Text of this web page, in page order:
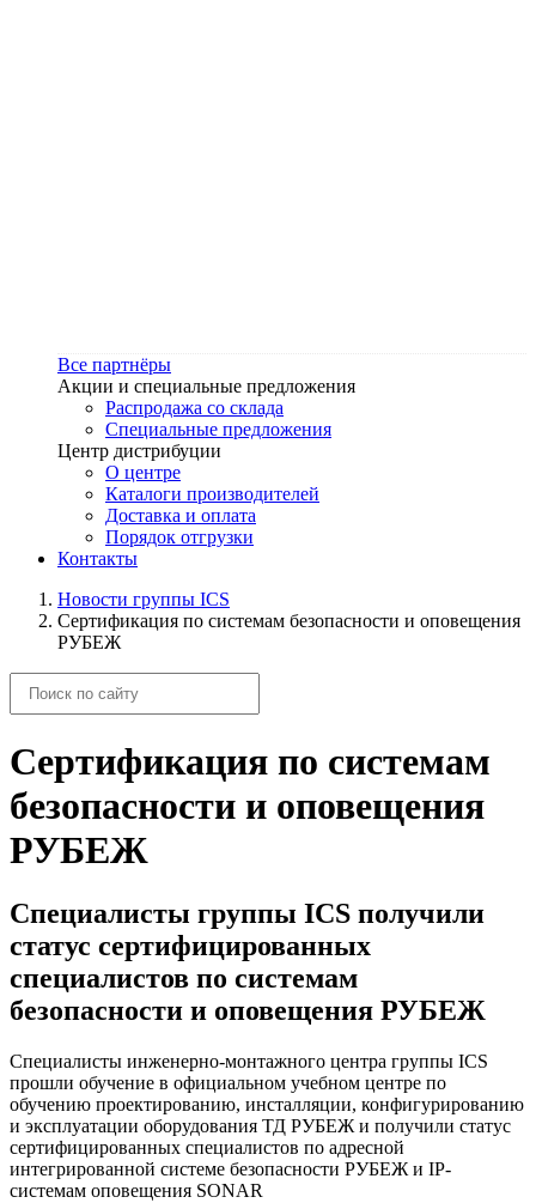
Все партнёры
Акции и специальные предложения
Распродажа со склада
Специальные предложения
Центр дистрибуции
О центре
Каталоги производителей
Доставка и оплата
Порядок отгрузки
Контакты
Новости группы ICS
Сертификация по системам безопасности и оповещения
РУБЕЖ
Сертификация по системам
безопасности и оповещения
РУБЕЖ
Специалисты группы ICS получили
статус сертифицированных
специалистов по системам
безопасности и оповещения РУБЕЖ
Специалисты инженерно-монтажного центра группы ICS
прошли обучение в официальном учебном центре по
обучению проектированию, инсталляции, конфигурированию
и эксплуатации оборудования ТД РУБЕЖ и получили статус
сертифицированных специалистов по адресной
интегрированной системе безопасности РУБЕЖ и IP-
системам оповещения SONAR